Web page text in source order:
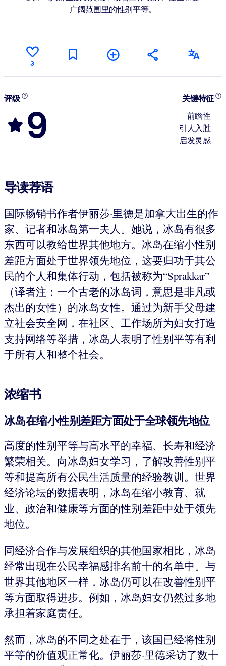
广阔范围里的性别平等。
3
评级
9
关键特征
前瞻性
引人入胜
启发灵感
导读荐语
国际畅销书作者伊丽莎·里德是加拿大出生的作
家、记者和冰岛第一夫人。她说，冰岛有很多
东西可以教给世界其他地方。冰岛在缩小性别
差距方面处于世界领先地位，这要归功于其公
民的个人和集体行动，包括被称为“Sprakkar”
（译者注：一个古老的冰岛词，意思是非凡或
杰出的女性）的冰岛女性。通过为新手父母建
立社会安全网，在社区、工作场所为妇女打造
支持网络等举措，冰岛人表明了性别平等有利
于所有人和整个社会。
浓缩书
冰岛在缩小性别差距方面处于全球领先地位
高度的性别平等与高水平的幸福、长寿和经济
繁荣相关。向冰岛妇女学习，了解改善性别平
等和提高所有公民生活质量的经验教训。世界
经济论坛的数据表明，冰岛在缩小教育、就
业、政治和健康等方面的性别差距中处于领先
地位。
同经济合作与发展组织的其他国家相比，冰岛
经常出现在公民幸福感排名前十的名单中。与
世界其他地区一样，冰岛仍可以在改善性别平
等方面取得进步。例如，冰岛妇女仍然过多地
承担着家庭责任。
然而，冰岛的不同之处在于，该国已经将性别
平等的价值观正常化。伊丽莎·里德采访了数十